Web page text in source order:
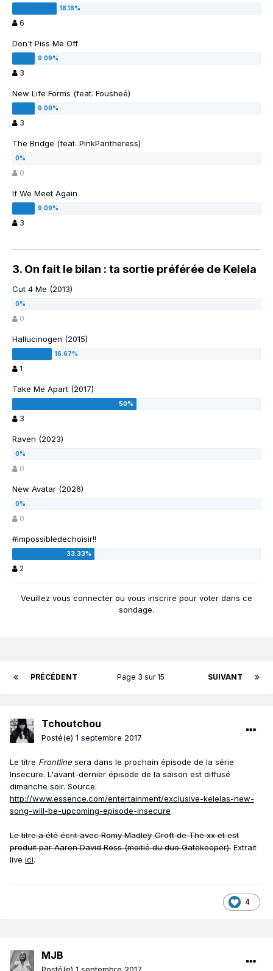
6
Don't Piss Me Off
3
New Life Forms (feat. Fousheé)
3
The Bridge (feat. PinkPantheress)
0
If We Meet Again
3
3. On fait le bilan : ta sortie préférée de Kelela
Cut 4 Me (2013)
0
Hallucinogen (2015)
1
Take Me Apart (2017)
3
Raven (2023)
0
New Avatar (2026)
0
#impossibledechoisir!!
2
Veuillez vous connecter ou vous inscrire pour voter dans ce
sondage.
PRÉCÉDENT SUIVANT
Page 3 sur 15
Tchoutchou
Posté(e) 1 septembre 2017
Le titre Frontline sera dans le prochain épisode de la série
Insecure. L'avant-dernier épisode de la saison est diffusé
dimanche soir. Source:
http://www.essence.com/entertainment/exclusive-kelelas-new-
song-will-be-upcoming-episode-insecure
Le titre a été écrit avec Romy Madley-Croft de The xx et est
produit par Aaron David Ross (moitié du duo Gatekeeper). Extrait
live ici.
4
MJB